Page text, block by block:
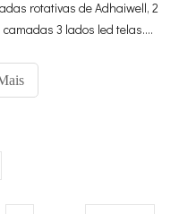
rotativas de Adhaiwell, 2
3 lados led telas.
espaços de shoppings em